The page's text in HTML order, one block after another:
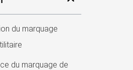
du marquage
du marquage de